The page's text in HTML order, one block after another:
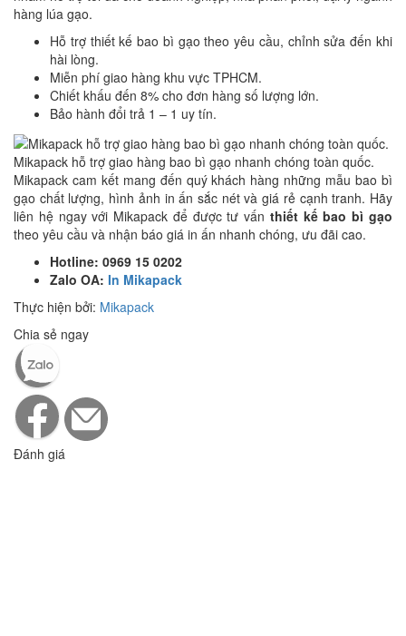
hàng lúa gạo.
Hỗ trợ thiết kế bao bì gạo theo yêu cầu, chỉnh sửa đến khi
hài lòng.
Miễn phí giao hàng khu vực TPHCM.
Chiết khấu đến 8% cho đơn hàng số lượng lớn.
Bảo hành đổi trả 1 – 1 uy tín.
Mikapack hỗ trợ giao hàng bao bì gạo nhanh chóng toàn quốc.
Mikapack cam kết mang đến quý khách hàng những mẫu bao bì
gạo chất lượng, hình ảnh in ấn sắc nét và giá rẻ cạnh tranh. Hãy
liên hệ ngay với Mikapack để được tư vấn thiết kế bao bì gạo
theo yêu cầu và nhận báo giá in ấn nhanh chóng, ưu đãi cao.
Hotline: 0969 15 0202
Zalo OA: In Mikapack
Thực hiện bởi: Mikapack
Chia sẻ ngay
Đánh giá